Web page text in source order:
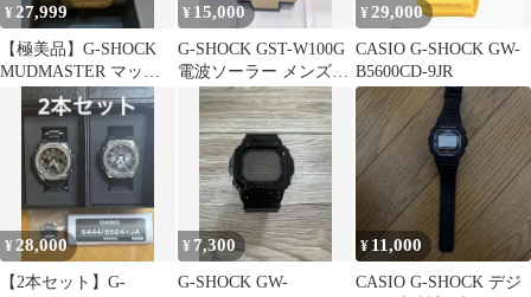
¥ 27,999
【極美品】G-SHOCK
MUDMASTER マッド
マスター GWG-100
¥ 15,000
G-SHOCK GST-W100G
電波ソーラー メンズ腕
時計 ゴールド
¥ 29,000
CASIO G-SHOCK GW-
B5600CD-9JR
¥ 28,000
【2本セット】G-
¥ 7,300
G-SHOCK GW-
¥ 11,000
CASIO G-SHOCK デジ